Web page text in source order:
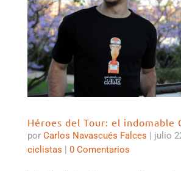
Héroes del Tour: el indomable
por Carlos Navascués Falces | julio
ciclistas | 0 Comentarios